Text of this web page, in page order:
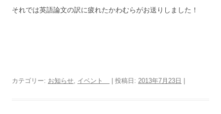
それでは英語論文の訳に疲れたかわむらがお送りしました！
カテゴリー: お知らせ イベント | 投稿日: 2013年7月23日 |